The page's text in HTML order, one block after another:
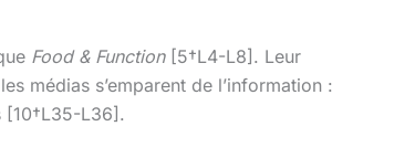
Food & Function[5†L4-L8]. Leur
médias s’emparent de l’information :
[10†L35-L36].